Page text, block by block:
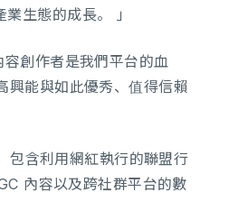
生態的成長。 」
創作者是我們平台的血
興能與如此優秀、值得信賴
包含利用網紅執行的聯盟行
內容以及跨社群平台的數